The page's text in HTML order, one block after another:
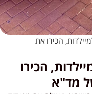
הכירו את
הכירו
מד"א